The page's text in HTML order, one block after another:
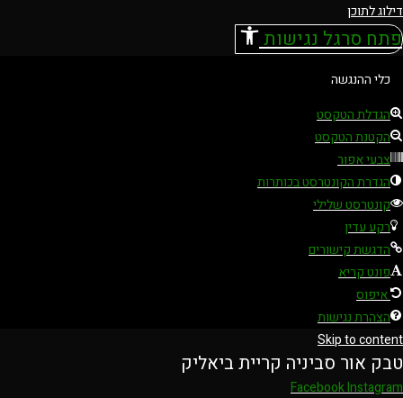
דילוג לתוכן
פתח סרגל נגישות
כלי ההנגשה
הגדלת הטקסט
הקטנת הטקסט
צבעי אפור
הגדרת הקונטרסט בכותרות
קונטרסט שלילי
רקע עדין
הדגשת קישורים
פונט קריא
איפוס
הצהרת נגישות
Skip to content
טבק אור סביניה קריית ביאליק
FacebookInstagram